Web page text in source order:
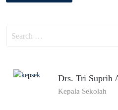
Drs. Tri Suprih
Kepala Sekolah